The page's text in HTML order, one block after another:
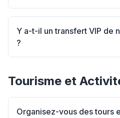
Y a-t-il un transfert VIP de
?
Tourisme et
Organisez-vous des tours